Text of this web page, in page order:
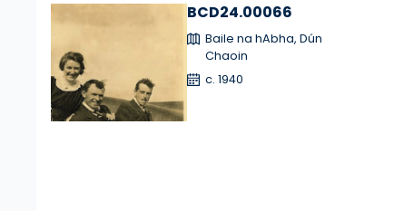
BCD24.00066
Baile na hAbha, Dún
Chaoin
c. 1940